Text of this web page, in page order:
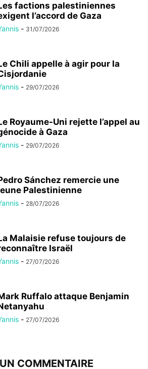
factions palestiniennes
l’accord de Gaza
- 31/07/2026
Chili appelle à agir pour la
- 29/07/2026
Royaume-Uni rejette l’appel au
à Gaza
- 29/07/2026
Sánchez remercie une
Palestinienne
- 28/07/2026
Malaisie refuse toujours de
Israël
- 27/07/2026
Ruffalo attaque Benjamin
- 27/07/2026
COMMENTAIRE